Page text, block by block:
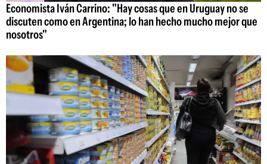
Economista Iván Carrino: "Hay cosas que en Uruguay no se
discuten como en Argentina; lo han hecho mucho mejor que
nosotros"